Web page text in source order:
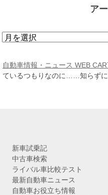
ア
ア
カ
イ
自動車情報・ニュース WEB
ているつもりなのに……知らず
新車試乗記
中古車検索
ライバル車比較テスト
最新自動車ニュース
自動車お役立ち情報